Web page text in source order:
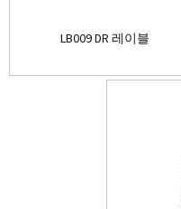
LB009 DR 레이블